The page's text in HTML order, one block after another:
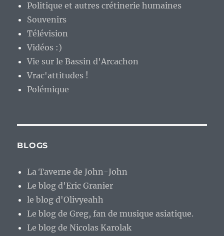
Politique et autres crétinerie humaines
Souvenirs
Télévision
Vidéos :)
Vie sur le Bassin d'Arcachon
Vrac'attitudes !
Polémique
BLOGS
La Taverne de John-John
Le blog d'Eric Granier
le blog d'Olivyeahh
Le blog de Greg, fan de musique asiatique.
Le blog de Nicolas Karolak